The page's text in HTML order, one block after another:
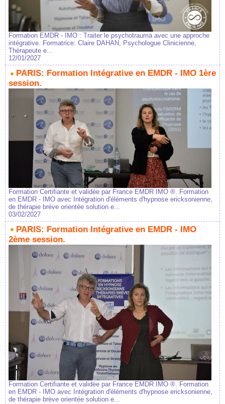
Formation EMDR - IMO : Traiter le psychotrauma avec une approche
intégrative. Formatrice: Claire DAHAN, Psychologue Clinicienne,
Thérapeute e...
12/01/2027
PARIS: Formation Intégrative en EMDR - IMO 1ère
session.
Formation Certifiante et validée par France EMDR IMO ®. Formation
en EMDR - IMO avec Intégration d'éléments d'hypnose ericksonienne,
de thérapie brève orientée solution e...
03/02/2027
PARIS: Formation Intégrative en EMDR - IMO
2ème session.
Formation Certifiante et validée par France EMDR IMO ®. Formation
en EMDR - IMO avec Intégration d'éléments d'hypnose ericksonienne,
de thérapie brève orientée solution e...